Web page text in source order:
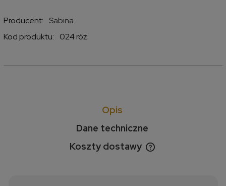
Producent:
Sabina
Kod produktu:
024 róż
Opis
Dane techniczne
Koszty dostawy
Cena nie zawiera ewentualnych kosztów płatności